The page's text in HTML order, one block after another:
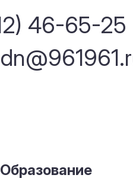
46-65-25
Образование